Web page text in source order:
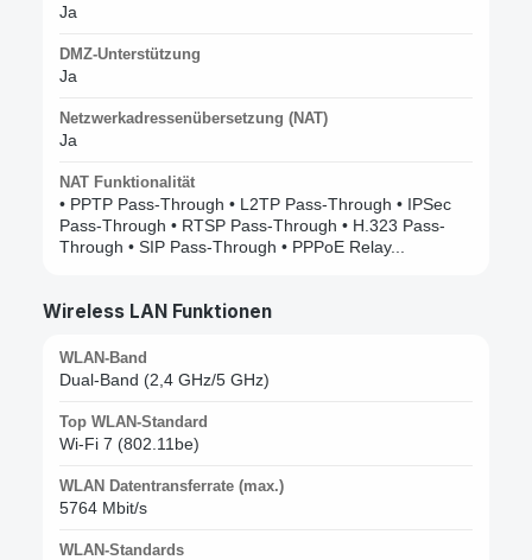
Ja
DMZ-Unterstützung
Ja
Netzwerkadressenübersetzung (NAT)
Ja
NAT Funktionalität
• PPTP Pass-Through • L2TP Pass-Through • IPSec
Pass-Through • RTSP Pass-Through • H.323 Pass-
Through • SIP Pass-Through • PPPoE Relay...
Wireless LAN Funktionen
WLAN-Band
Dual-Band (2,4 GHz/5 GHz)
Top WLAN-Standard
Wi-Fi 7 (802.11be)
WLAN Datentransferrate (max.)
5764 Mbit/s
WLAN-Standards